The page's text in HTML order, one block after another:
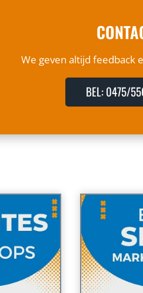
We geven altijd feedback
BEL: 0475/